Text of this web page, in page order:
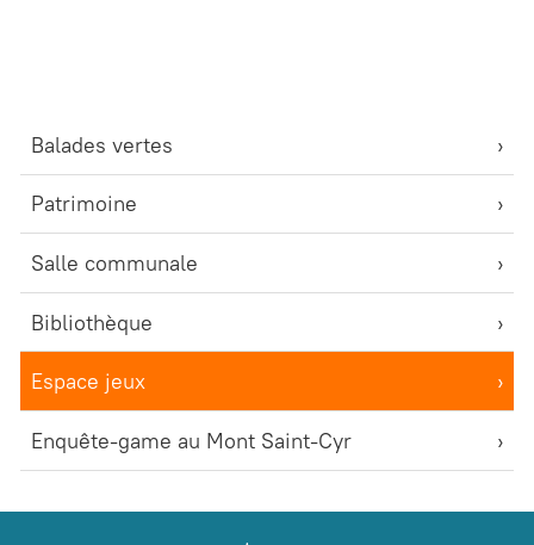
Balades vertes
Patrimoine
Salle communale
Bibliothèque
Espace jeux
Enquête-game au Mont Saint-Cyr